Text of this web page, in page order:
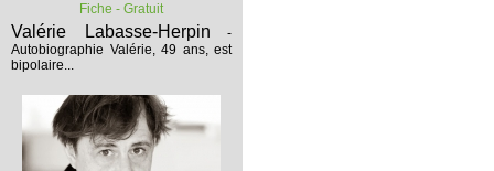
Fiche - Gratuit
Valérie Labasse-Herpin -
Autobiographie Valérie, 49 ans, est
bipolaire...